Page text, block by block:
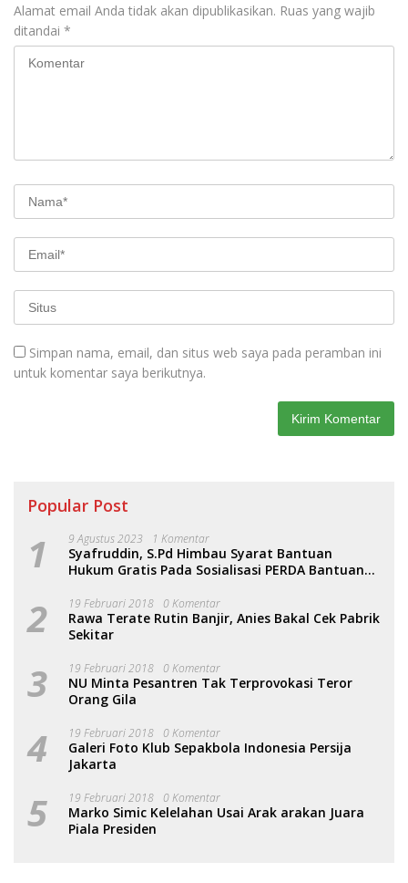
Alamat email Anda tidak akan dipublikasikan. Ruas yang wajib
ditandai *
Simpan nama, email, dan situs web saya pada peramban ini
untuk komentar saya berikutnya.
Popular Post
1 9 Agustus 2023 1 Komentar
Syafruddin, S.Pd Himbau Syarat Bantuan
Hukum Gratis Pada Sosialisasi PERDA Bantuan
2 19 Februari 2018 0 Komentar
Rawa Terate Rutin Banjir, Anies Bakal Cek Pabrik
Sekitar
3 19 Februari 2018 0 Komentar
NU Minta Pesantren Tak Terprovokasi Teror
Orang Gila
4 19 Februari 2018 0 Komentar
Galeri Foto Klub Sepakbola Indonesia Persija
Jakarta
5 19 Februari 2018 0 Komentar
Marko Simic Kelelahan Usai Arak arakan Juara
Piala Presiden